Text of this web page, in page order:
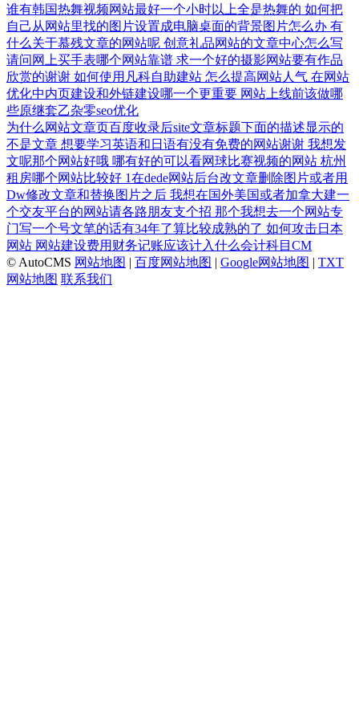
谁有韩国热舞视频网站最好一个小时以上全是热舞的 如何把
自己从网站里找的图片设置成电脑桌面的背景图片怎么办 有
什么关于慕残文章的网站呢 创意礼品网站的文章中心怎么写
请问网上买手表哪个网站靠谱 求一个好的摄影网站要有作品
欣赏的谢谢 如何使用凡科自助建站 怎么提高网站人气 在网站
优化中内页建设和外链建设哪一个更重要 网站上线前该做哪
些原继套乙杂零seo优化
为什么网站文章页百度收录后site文章标题下面的描述显示的
不是文章 想要学习英语和日语有没有免费的网站谢谢 我想发
文呢那个网站好哦 哪有好的可以看网球比赛视频的网站 杭州
租房哪个网站比较好 1在dede网站后台改文章删除图片或者用
Dw修改文章和替换图片之后 我想在国外美国或者加拿大建一
个交友平台的网站请各路朋友支个招 那个我想去一个网站专
门写一个号文笔的话有34年了算比较成熟的了 如何攻击日本
网站 网站建设费用财务记账应该计入什么会计科目CM
© AutoCMS 网站地图 | 百度网站地图 | Google网站地图 | TXT
网站地图 联系我们